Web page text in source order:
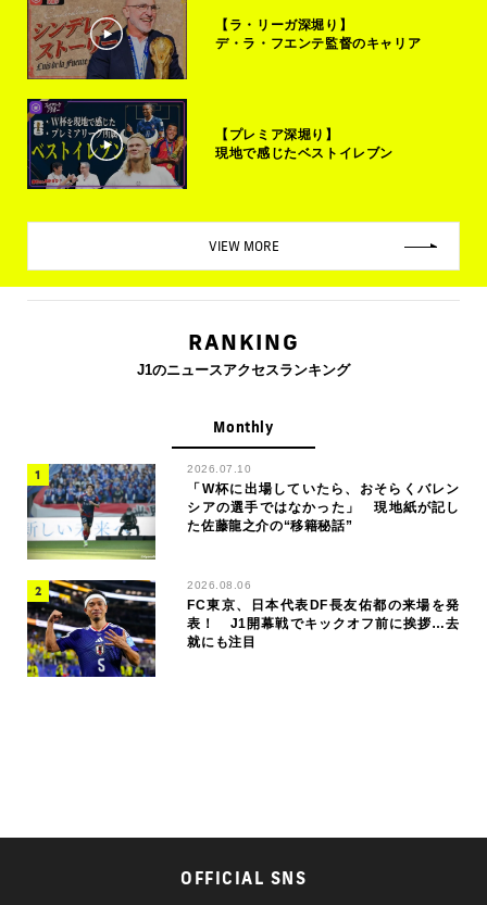
【ラ・リーガ深堀り】
デ・ラ・フエンテ監督のキャリア
【プレミア深堀り】
現地で感じたベストイレブン
VIEW MORE
RANKING
J1のニュースアクセスランキング
Monthly
2026.07.10
「W杯に出場していたら、おそらくバレン
シアの選手ではなかった」 現地紙が記し
た佐藤龍之介の“移籍秘話”
2026.08.06
FC東京、日本代表DF長友佑都の来場を発
表！ J1開幕戦でキックオフ前に挨拶…去
就にも注目
OFFICIAL SNS